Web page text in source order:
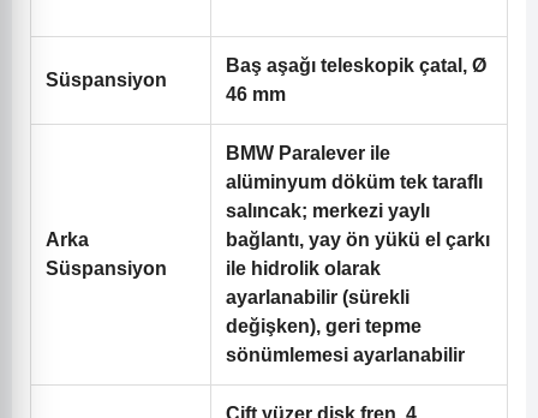
Süspansiyon
Baş aşağı teleskopik çatal, Ø
46 mm
Arka
Süspansiyon
BMW Paralever ile
alüminyum döküm tek taraflı
salıncak; merkezi yaylı
bağlantı, yay ön yükü el çarkı
ile hidrolik olarak
ayarlanabilir (sürekli
değişken), geri tepme
sönümlemesi ayarlanabilir